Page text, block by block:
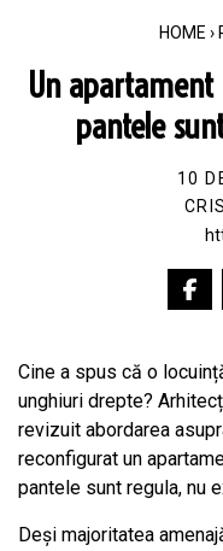
HOME ›
Un
pantele
10
Cine a spus că o
unghiuri drepte?
revizuit abordarea
reconfigurat un
pantele sunt regula, nu
Deși majoritatea